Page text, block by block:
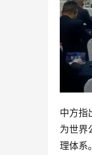
中方指
为世界
理体系。